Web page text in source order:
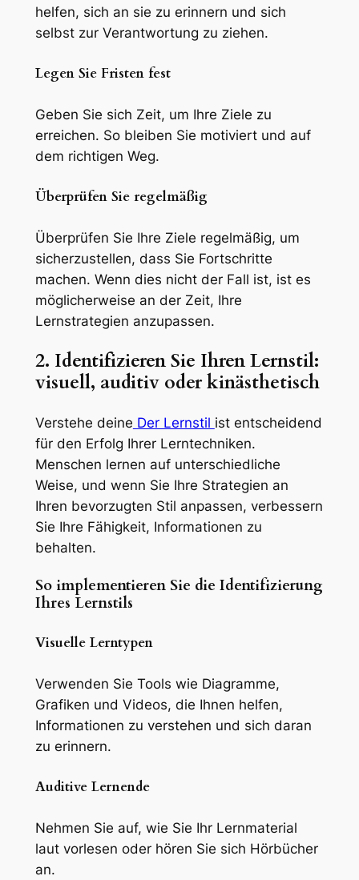
helfen, sich an sie zu erinnern und sich
selbst zur Verantwortung zu ziehen.
Legen Sie Fristen fest
Geben Sie sich Zeit, um Ihre Ziele zu
erreichen. So bleiben Sie motiviert und auf
dem richtigen Weg.
Überprüfen Sie regelmäßig
Überprüfen Sie Ihre Ziele regelmäßig, um
sicherzustellen, dass Sie Fortschritte
machen. Wenn dies nicht der Fall ist, ist es
möglicherweise an der Zeit, Ihre
Lernstrategien anzupassen.
2. Identifizieren Sie Ihren Lernstil:
visuell, auditiv oder kinästhetisch
Verstehe deine Der Lernstil ist entscheidend
für den Erfolg Ihrer Lerntechniken.
Menschen lernen auf unterschiedliche
Weise, und wenn Sie Ihre Strategien an
Ihren bevorzugten Stil anpassen, verbessern
Sie Ihre Fähigkeit, Informationen zu
behalten.
So implementieren Sie die Identifizierung
Ihres Lernstils
Visuelle Lerntypen
Verwenden Sie Tools wie Diagramme,
Grafiken und Videos, die Ihnen helfen,
Informationen zu verstehen und sich daran
zu erinnern.
Auditive Lernende
Nehmen Sie auf, wie Sie Ihr Lernmaterial
laut vorlesen oder hören Sie sich Hörbücher
an.